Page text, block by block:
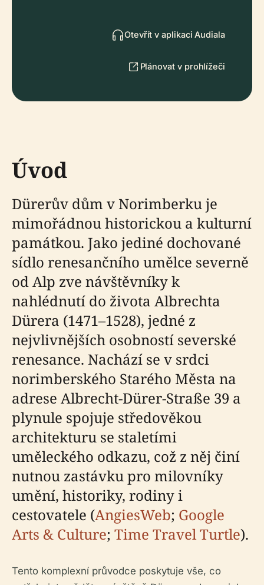
Otevřít v aplikaci Audiala
Plánovat v prohlížeči
Úvod
Dürerův dům v Norimberku je
mimořádnou historickou a kulturní
památkou. Jako jediné dochované
sídlo renesančního umělce severně
od Alp zve návštěvníky k
nahlédnutí do života Albrechta
Dürera (1471–1528), jedné z
nejvlivnějších osobností severské
renesance. Nachází se v srdci
norimberského Starého Města na
adrese Albrecht-Dürer-Straße 39 a
plynule spojuje středověkou
architekturu se staletími
uměleckého odkazu, což z něj činí
nutnou zastávku pro milovníky
umění, historiky, rodiny i
cestovatele (AngiesWeb; Google
Arts & Culture; Time Travel Turtle).
Tento komplexní průvodce poskytuje vše, co